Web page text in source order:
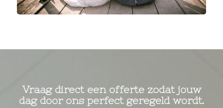
Vraag direct een offerte zodat jouw
dag door ons perfect geregeld wordt.